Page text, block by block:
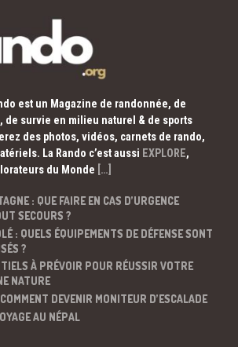
est un Magazine de randonnée, de
de survie en milieu naturel & de sports
des photos, vidéos, carnets de rando,
La Rando c’est aussi EXPLORE,
du Monde […]
: QUE FAIRE EN CAS D’URGENCE
SECOURS ?
: QUELS ÉQUIPEMENTS DE DÉFENSE SONT
?
À PRÉVOIR POUR RÉUSSIR VOTRE
NATURE
DEVENIR MONITEUR D’ESCALADE
AU NÉPAL